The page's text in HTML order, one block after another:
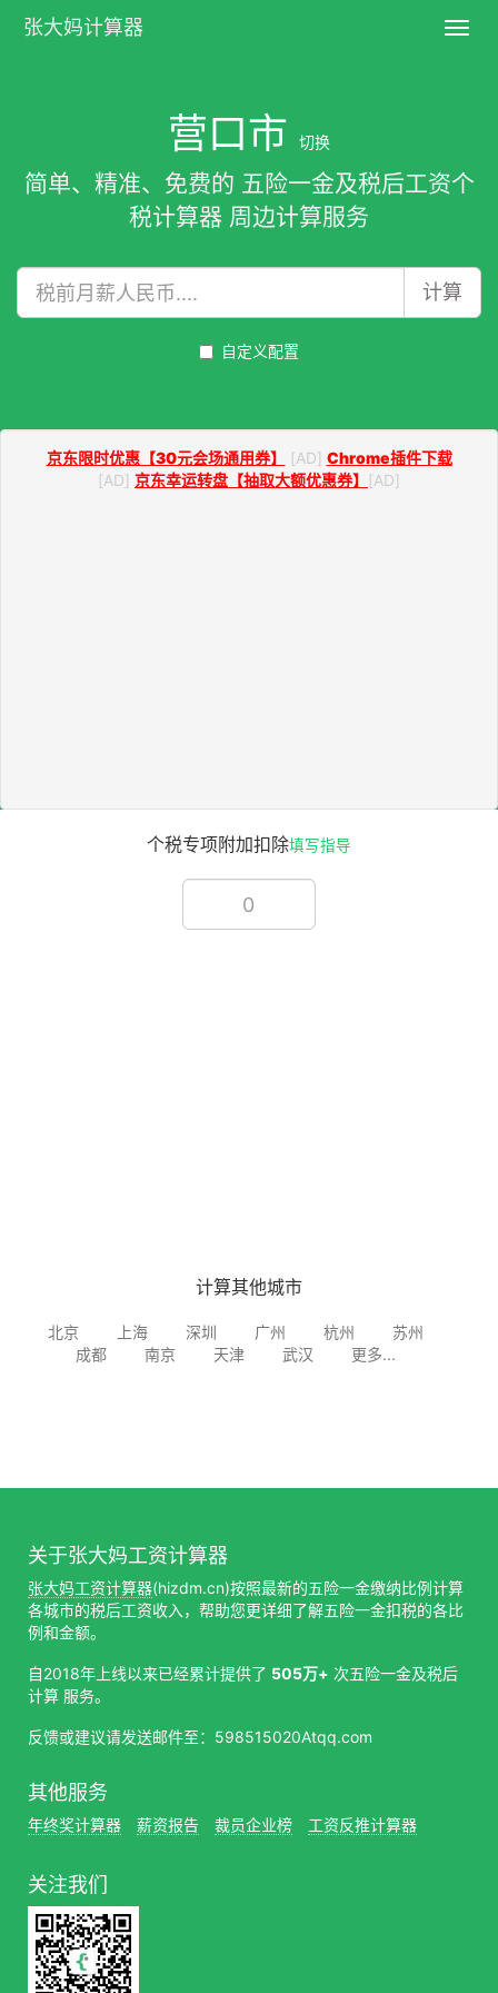
张大妈计算器
营口市 切换
简单、精准、免费的 五险一金及税后工资个
税计算器 周边计算服务
计算
自定义配置
京东限时优惠【30元会场通用券】 [AD] Chrome插件下载
[AD] 京东幸运转盘【抽取大额优惠券】 [AD]
个税专项附加扣除填写指导
计算其他城市
北京 上海 深圳 广州 杭州
苏州
成都
南京 天津 武汉 更多...
关于张大妈工资计算器
张大妈工资计算器(hizdm.cn)按照最新的五险一金缴纳比例计算
各城市的税后工资收入，帮助您更详细了解五险一金扣税的各比
例和金额。
自2018年上线以来已经累计提供了 505万+ 次五险一金及税后
计算 服务。
反馈或建议请发送邮件至：598515020Atqq.com
其他服务
年终奖计算器 薪资报告 裁员企业榜 工资反推计算器
关注我们